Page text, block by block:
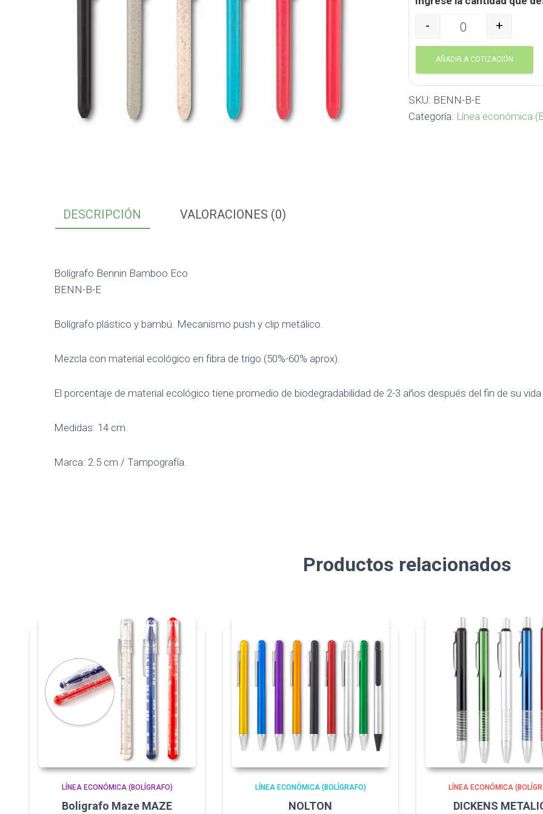
Bolígrafo Bennin Bamboo
- +
AÑADIR A COTIZACIÓN
SKU: BENN-B-E
Categoría: Línea económica
DESCRIPCIÓN VALORACIONES (0)
Bolígrafo Bennin Bamboo Eco
BENN-B-E
Bolígrafo plástico y bambú. Mecanismo push y clip metálico.
Mezcla con material ecológico en fibra de trigo (50%-60% aprox).
El porcentaje de material ecológico tiene promedio de biodegradabilidad de 2-3 años después del fin de su vida
Medidas: 14 cm.
Marca: 2.5 cm / Tampografía.
Productos relacionados
LÍNEA ECONÓMICA (BOLÍGRAFO)
Boligrafo Maze MAZE
LÍNEA ECONÓMICA (BOLÍGRAFO)
NOLTON
LÍNEA ECONÓMICA
DICKENS